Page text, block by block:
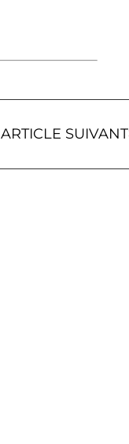
ARTICLE SUIVANT